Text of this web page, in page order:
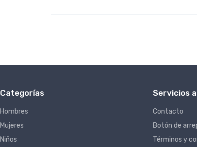
Categorías
Hombres
Mujeres
Niños
Servicios
Contacto
Botón de
Términos y